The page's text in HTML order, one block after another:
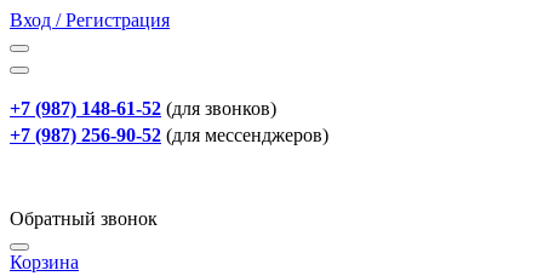
Вход / Регистрация
+7 (987) 148-61-52 (для звонков)
+7 (987) 256-90-52 (для мессенджеров)
Обратный звонок
Корзина